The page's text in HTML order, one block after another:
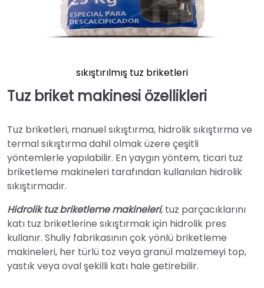
sıkıştırılmış tuz briketleri
Tuz briket makinesi özellikleri
Tuz briketleri, manuel sıkıştırma, hidrolik sıkıştırma ve
termal sıkıştırma dahil olmak üzere çeşitli
yöntemlerle yapılabilir. En yaygın yöntem, ticari tuz
briketleme makineleri tarafından kullanılan hidrolik
sıkıştırmadır.
Hidrolik tuz briketleme makineleri, tuz parçacıklarını
katı tuz briketlerine sıkıştırmak için hidrolik pres
kullanır. Shuliy fabrikasının çok yönlü briketleme
makineleri, her türlü toz veya granül malzemeyi top,
yastık veya oval şekilli katı hale getirebilir.